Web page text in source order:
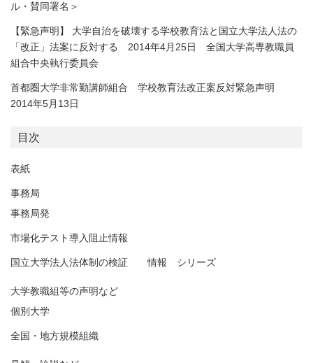
ル・賛同署名＞
【緊急声明】 大学自治を破壊する学校教育法と国立大学法人法の
「改正」法案に反対する 2014年4月25日 全国大学高専教職員
組合中央執行委員会
首都圏大学非常勤講師組合 学校教育法改正案反対緊急声明
2014年5月13日
目次
表紙
事務局
事務局発
市場化テスト導入阻止情報
国立大学法人法体制の検証 情報 シリーズ
大学教職組等の声明など
個別大学
全国・地方規模組織